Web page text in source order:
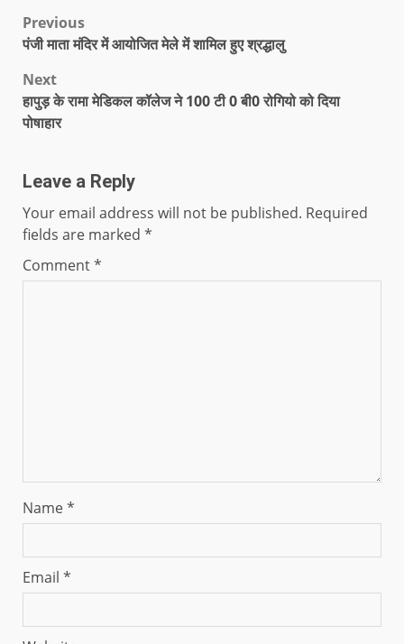
Previous
पंजी माता मंदिर में आयोजित मेले में शामिल हुए श्रद्धालु
Next
हापुड़ के रामा मेडिकल कॉलेज ने 100 टी 0 बी0 रोगियो को दिया
पोषाहार
Leave a Reply
Your email address will not be published. Required
fields are marked *
Comment*
Name*
Email *